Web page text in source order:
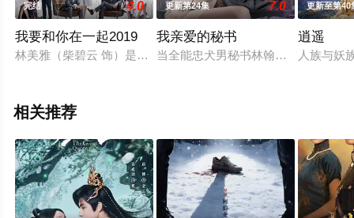
完结 4.0
我要和你在一起2019
林美雅（柴碧云 饰）是在国外深造的高材生，完成学业之后，
更新第24集 7.0
我亲爱的秘书
当全能忠犬男秘书林翰遇上傲娇女总
更新至第40
逍遥
人族与妖
相关推荐